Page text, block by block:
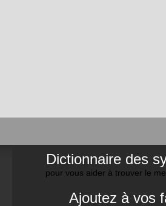
Dictionnaire des
pour vous aider à trouver le
Ajoutez à vos